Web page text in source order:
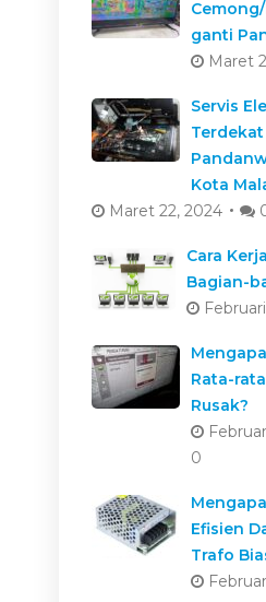
ganti
Maret
Servis
Terdekat
Kota
Maret 22, 2024
Cara
Bagian-
Rata-
Rusak?
0
Efisien
Trafo